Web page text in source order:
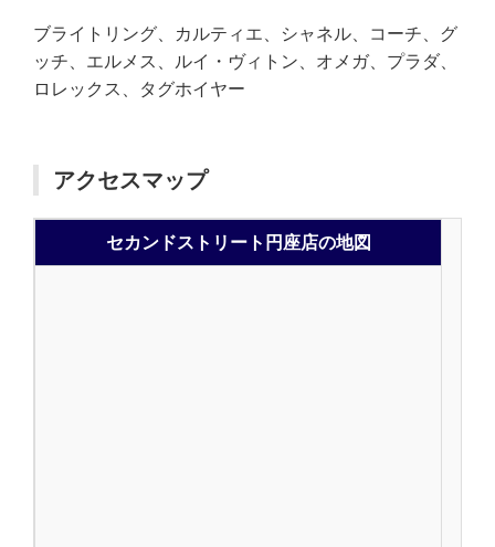
ブライトリング、カルティエ、シャネル、コーチ、グ
ッチ、エルメス、ルイ・ヴィトン、オメガ、プラダ、
ロレックス、タグホイヤー
アクセスマップ
セカンドストリート円座店の地図